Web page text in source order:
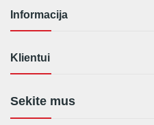
Informacija
Klientui
Sekite mus